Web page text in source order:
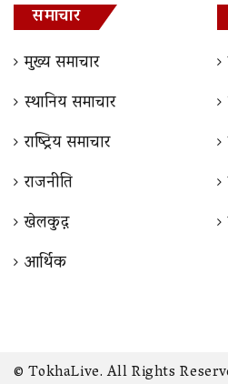
समाचार
मुख्य समाचार
स्थानिय समाचार
राष्ट्रिय समाचार
राजनीति
खेलकुद़़
आर्थिक
© TokhaLive. All Rights